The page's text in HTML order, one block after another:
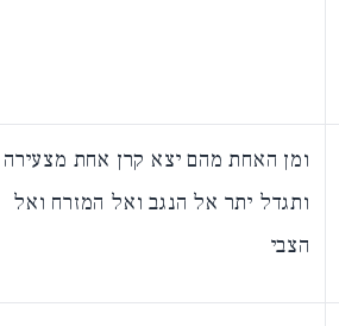
ומן האחת מהם יצא קרן אחת מצעירה
ותגדל יתר אל הנגב ואל המזרח ואל
הצבי